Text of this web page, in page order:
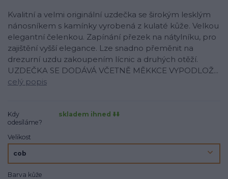
Kvalitní a velmi originální uzdečka se širokým lesklým
nánosníkem s kamínky vyrobená z kulaté kůže. Velkou
elegantní čelenkou. Zapínání přezek na nátylníku, pro
zajištění vyšší elegance. Lze snadno přeměnit na
drezurní uzdu zakoupením lícnic a druhých otěží.
UZDEČKA SE DODÁVÁ VČETNĚ MĚKKCE VYPODLOŽ...
celý popis
Kdy
odesíláme?
skladem ihned ⬇️⬇️
Velikost
Barva kůže